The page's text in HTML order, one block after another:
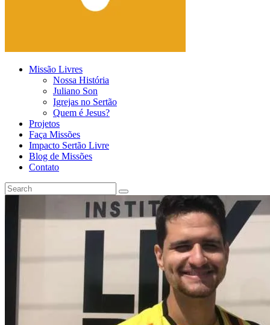
Missão Livres
Nossa História
Juliano Son
Igrejas no Sertão
Quem é Jesus?
Projetos
Faça Missões
Impacto Sertão Livre
Blog de Missões
Contato